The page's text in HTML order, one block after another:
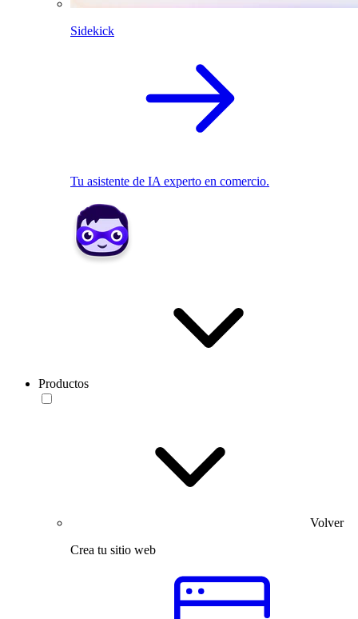
Sidekick
Tu asistente de IA experto en comercio.
Productos
Volver
Crea tu sitio web